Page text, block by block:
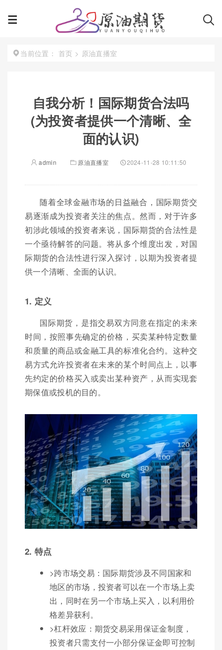
当前位置： 首页 > 原油直播室
自我分析！国际期货合法吗
(为投资者提供一个清晰、全
面的认识)
admin 原油直播室 2024-11-28 10:11:50
随着全球金融市场的日益融合，国际期货交
易逐渐成为投资者关注的焦点。然而，对于许多
初涉此领域的投资者来说，国际期货的合法性是
一个亟待解答的问题。将从多个维度出发，对国
际期货的合法性进行深入探讨，以期为投资者提
供一个清晰、全面的认识。
1. 定义
国际期货，是指交易双方同意在指定的未来
时间，按照事先确定的价格，买卖某种特定数量
和质量的商品或金融工具的标准化合约。这种交
易方式允许投资者在未来的某个时间点上，以事
先约定的价格买入或卖出某种资产，从而实现套
期保值或投机的目的。
2. 特点
>跨市场交易：国际期货涉及不同国家和
地区的市场，投资者可以在一个市场上卖
出，同时在另一个市场上买入，以利用价
格差异获利。
>杠杆效应：期货交易采用保证金制度，
投资者只需支付一小部分保证金即可控制